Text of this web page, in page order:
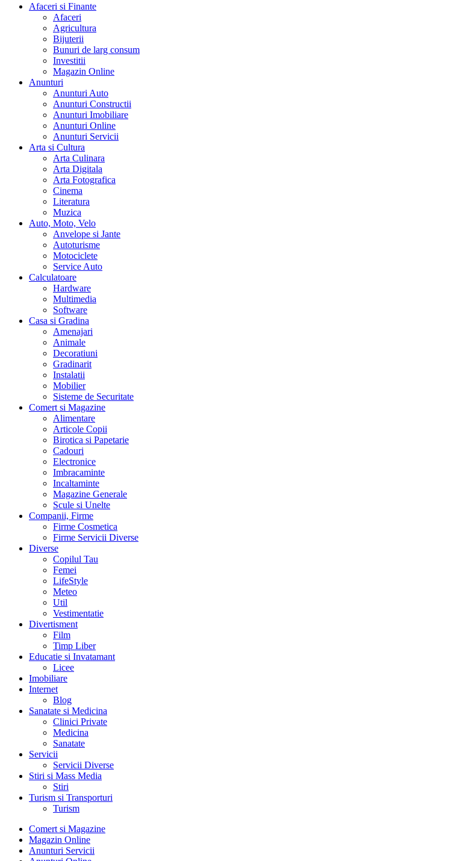
Afaceri si Finante
Afaceri
Agricultura
Bijuterii
Bunuri de larg consum
Investitii
Magazin Online
Anunturi
Anunturi Auto
Anunturi Constructii
Anunturi Imobiliare
Anunturi Online
Anunturi Servicii
Arta si Cultura
Arta Culinara
Arta Digitala
Arta Fotografica
Cinema
Literatura
Muzica
Auto, Moto, Velo
Anvelope si Jante
Autoturisme
Motociclete
Service Auto
Calculatoare
Hardware
Multimedia
Software
Casa si Gradina
Amenajari
Animale
Decoratiuni
Gradinarit
Instalatii
Mobilier
Sisteme de Securitate
Comert si Magazine
Alimentare
Articole Copii
Birotica si Papetarie
Cadouri
Electronice
Imbracaminte
Incaltaminte
Magazine Generale
Scule si Unelte
Companii, Firme
Firme Cosmetica
Firme Servicii Diverse
Diverse
Copilul Tau
Femei
LifeStyle
Meteo
Util
Vestimentatie
Divertisment
Film
Timp Liber
Educatie si Invatamant
Licee
Imobiliare
Internet
Blog
Sanatate si Medicina
Clinici Private
Medicina
Sanatate
Servicii
Servicii Diverse
Stiri si Mass Media
Stiri
Turism si Transporturi
Turism
Comert si Magazine
Magazin Online
Anunturi Servicii